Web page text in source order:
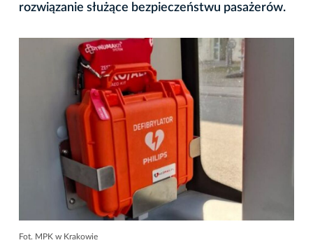
rozwiązanie służące bezpieczeństwu pasażerów.
Fot. MPK w Krakowie